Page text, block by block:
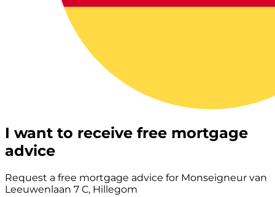
I want to receive free mortgage
advice
Request a free mortgage advice for Monseigneur van
Leeuwenlaan 7 C, Hillegom